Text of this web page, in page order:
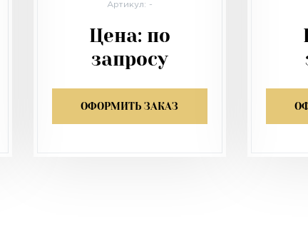
Артикул: -
Цена: по
запросу
ОФОРМИТЬ ЗАКАЗ